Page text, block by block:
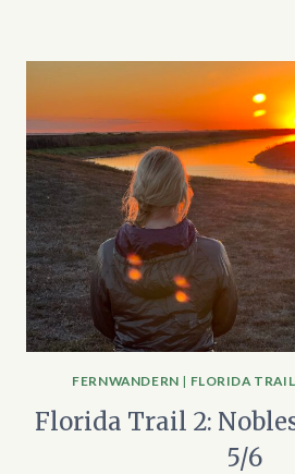
FERNWANDERN | FLORIDA TRAIL
Florida Trail 2:
5/6